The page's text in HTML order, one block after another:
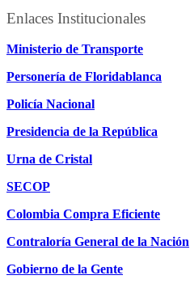
Enlaces Institucionales
Ministerio de Transporte
Personería de Floridablanca
Policía Nacional
Presidencia de la República
Urna de Cristal
SECOP
Colombia Compra Eficiente
Contraloría General de la Nación
Gobierno de la Gente